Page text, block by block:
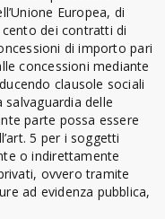
Europea, di
dei contratti di
di importo pari
concessioni mediante
clausole sociali
delle
parte possa essere
5 per i soggetti
o indirettamente
ovvero tramite
ad evidenza pubblica,